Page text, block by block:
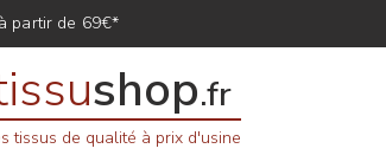
partir de 69€*
shop.fr
tissus de qualité à prix d'usine